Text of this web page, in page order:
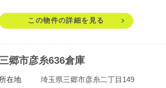
この物件の詳細を見る
三郷市彦糸636倉庫
所在地 埼玉県三郷市彦糸二丁目149